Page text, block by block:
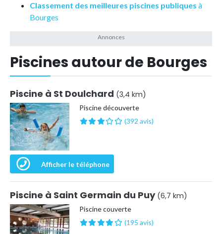
Classement des meilleures piscines publiques à
Bourges
Piscines autour de Bourges
Piscine à St Doulchard (3,4 km)
Piscine découverte
(392 avis)
Afficher le téléphone
Piscine à Saint Germain du Puy (6,7 km)
Piscine couverte
(195 avis)